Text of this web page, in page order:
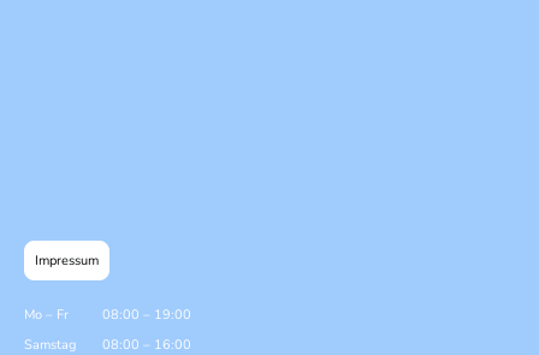
Impressum
Mo – Fr 08:00 – 19:00
Samstag
08:00 – 16:00